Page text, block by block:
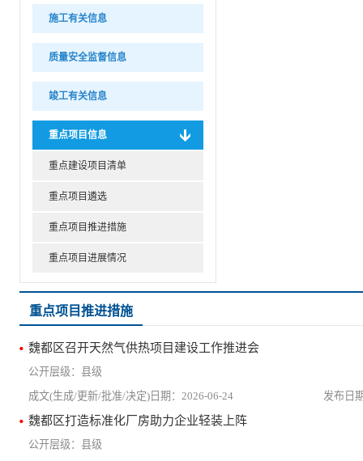
施工有关信息
质量安全监督信息
竣工有关信息
重点项目信息
重点建设项目清单
重点项目遴选
重点项目推进措施
重点项目进展情况
重点项目推进措施
魏都区召开天然气供热项目建设工作推进会
县级
2026-06-24
魏都区打造标准化厂房助力企业轻装上阵
县级